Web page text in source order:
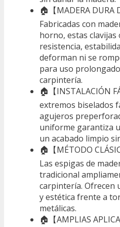
🏠【MADERA DURA
Fabricadas con
horno, estas
resistencia,
deforman ni se
para uso
carpintería.
🏠【INSTALACIÓN
extremos biselados
agujeros
uniforme garantiza
un acabado limpio
🏠【MÉTODO
Las espigas de
tradicional
carpintería. Ofrecen
y estética frente a
metálicas.
🏠【AMPLIAS